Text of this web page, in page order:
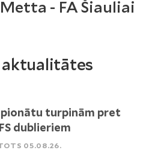
- FA Šiauliai
aktualitātes
turpinām pret
dublieriem
05.08.26.